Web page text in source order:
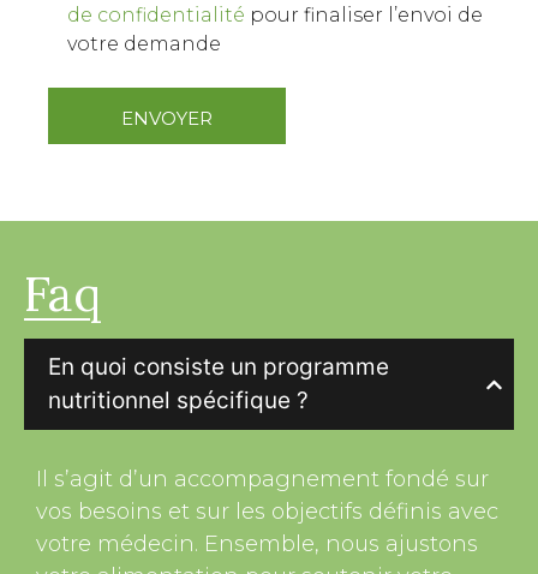
de confidentialité pour finaliser l’envoi de
votre demande
Faq
En quoi consiste un programme
nutritionnel spécifique ?
Il s’agit d’un accompagnement fondé sur
vos besoins et sur les objectifs définis avec
votre médecin. Ensemble, nous ajustons